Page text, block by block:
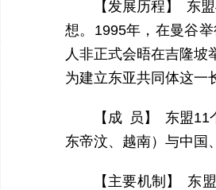
【发展历程】 东
想。1995年，在曼谷
人非正式会晤在吉隆坡
为建立东亚共同体这一
【成 员】 东盟11
东帝汶、越南）与中国
【主要机制】 东